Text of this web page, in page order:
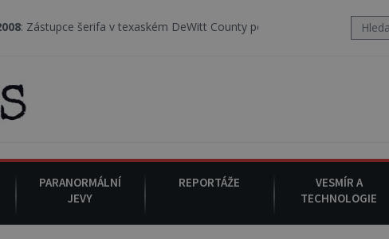
v texaském DeWitt County pořizuje video, na kterém před jeho
PARANORMÁLNÍ
JEVY
REPORTÁŽE
VESMÍR A
TECHNOLOGIE